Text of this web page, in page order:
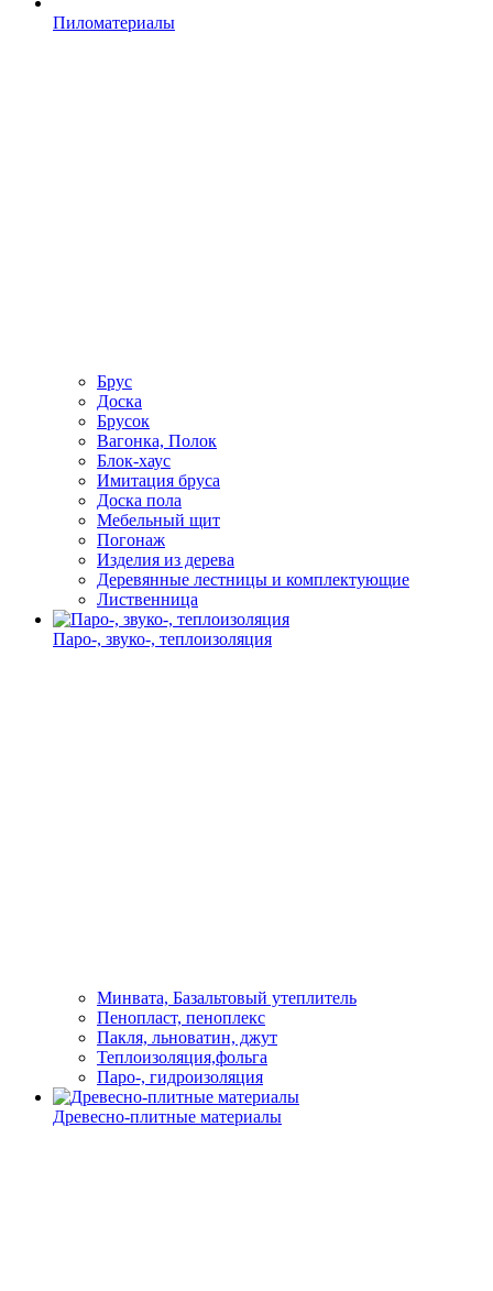
Пиломатериалы
Брус
Доска
Брусок
Вагонка, Полок
Блок-хаус
Имитация бруса
Доска пола
Мебельный щит
Погонаж
Изделия из дерева
Деревянные лестницы и комплектующие
Лиственница
Паро-, звуко-, теплоизоляция
Минвата, Базальтовый утеплитель
Пенопласт, пеноплекс
Пакля, льноватин, джут
Теплоизоляция,фольга
Паро-, гидроизоляция
Древесно-плитные материалы